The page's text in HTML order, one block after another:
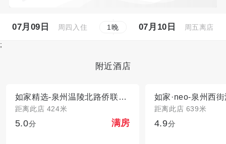
07月09日 周四入住 1晚 07月10日 周五离店
;
附近酒店
如家精选-泉州温陵北路侨联大厦店
距离此店 424米
5.0分 满房
如家·neo-泉州西
距离此店 639米
4.9分